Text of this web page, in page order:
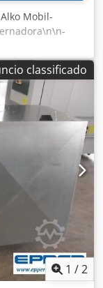
Mobil-
máxima de ar:
potência
m²\n-
do filtro:
também
incluindo
classificado
1 /2